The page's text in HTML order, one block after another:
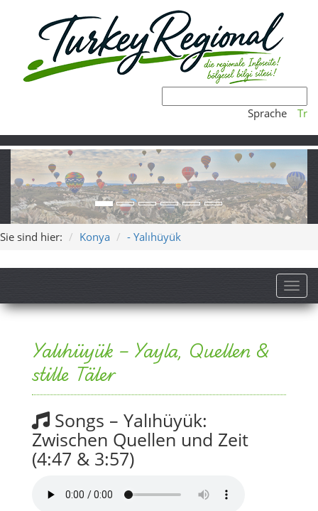
Sprache Tr
Sie sind hier: Konya - Yalıhüyük
Yalıhüyük – Yayla, Quellen &
stille Täler
Songs – Yalıhüyük:
Zwischen Quellen und Zeit
(4:47 & 3:57)